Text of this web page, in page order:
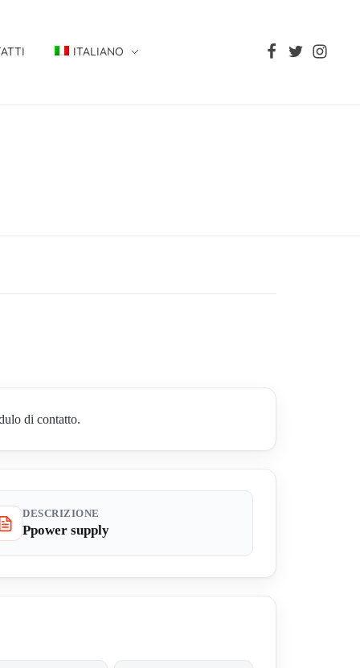
ITALIANO
di contatto.
DESCRIZIONE
Ppower supply